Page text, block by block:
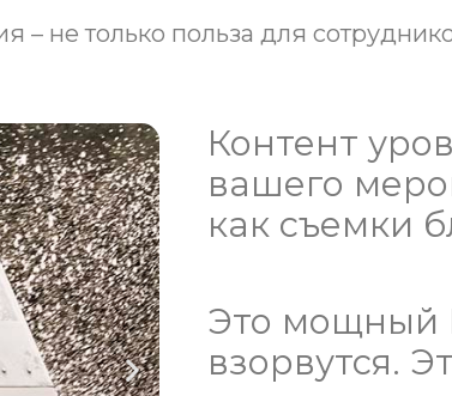
– не только польза для
Контент
вашего
как съемки
Это мощный
взорвутся.